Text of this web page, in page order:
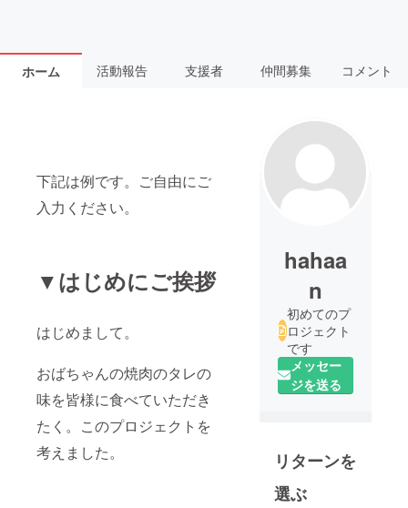
ホーム 活動報告 支援者 仲間募集 コメント
下記は例です。ご自由にご
入力ください。
▼はじめにご挨拶
はじめまして。
おばちゃんの焼肉のタレの
味を皆様に食べていただき
たく。このプロジェクトを
考えました。
hahaa
n
初めてのプ
ロジェクト
です
メッセー
ジを送る
リターンを
選ぶ